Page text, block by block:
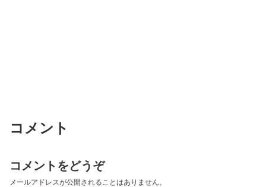
コメント
コメントをどうぞ
メールアドレスが公開されることはありません。